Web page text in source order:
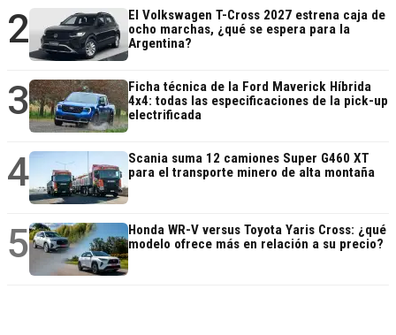
2
El Volkswagen T-Cross 2027 estrena caja de
ocho marchas, ¿qué se espera para la
Argentina?
3
Ficha técnica de la Ford Maverick Híbrida
4x4: todas las especificaciones de la pick-up
electrificada
4
Scania suma 12 camiones Super G460 XT
para el transporte minero de alta montaña
5
Honda WR-V versus Toyota Yaris Cross: ¿qué
modelo ofrece más en relación a su precio?